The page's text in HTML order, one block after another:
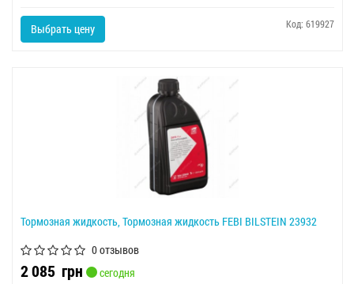
Выбрать цену Код: 619927
Тормозная жидкость, Тормозная жидкость FEBI BILSTEIN 23932
0 отзывов
2 085 грн
сегодня